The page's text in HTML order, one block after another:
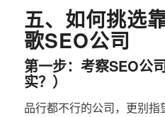
五、如何挑选
歌SEO公司
第一步：考察SEO公
实？）
品行都不行的公司，更别